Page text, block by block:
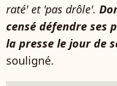
raté' et 'pas drôle'.
censé défendre ses
la presse le jour de
souligné.